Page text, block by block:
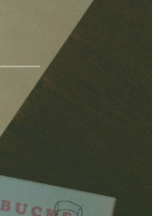
品
ミット
図鑑
JOURNAL
#AH.H